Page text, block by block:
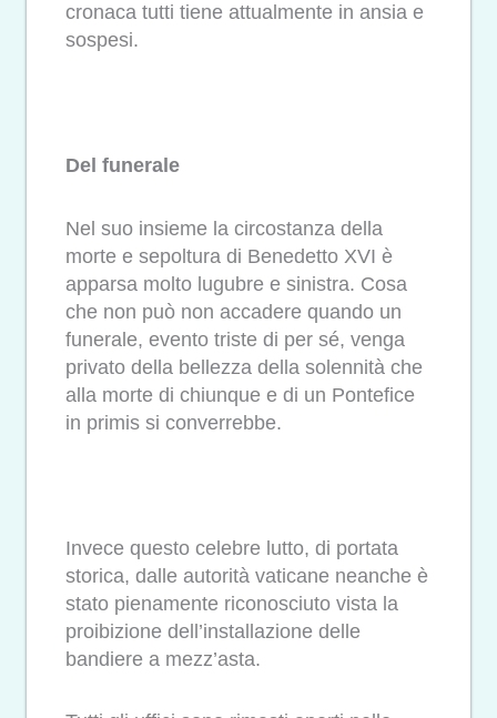
cronaca tutti tiene attualmente in ansia e
sospesi.
Del funerale
Nel suo insieme la circostanza della
morte e sepoltura di Benedetto XVI è
apparsa molto lugubre e sinistra. Cosa
che non può non accadere quando un
funerale, evento triste di per sé, venga
privato della bellezza della solennità che
alla morte di chiunque e di un Pontefice
in primis si converrebbe.
Invece questo celebre lutto, di portata
storica, dalle autorità vaticane neanche è
stato pienamente riconosciuto vista la
proibizione dell’installazione delle
bandiere a mezz’asta.